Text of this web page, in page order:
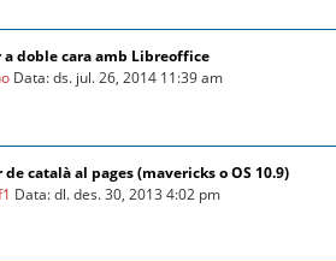
doble cara amb Libreoffice
Data: ds. jul. 26, 2014 11:39 am
de català al pages (mavericks o OS 10.9)
Data: dl. des. 30, 2013 4:02 pm